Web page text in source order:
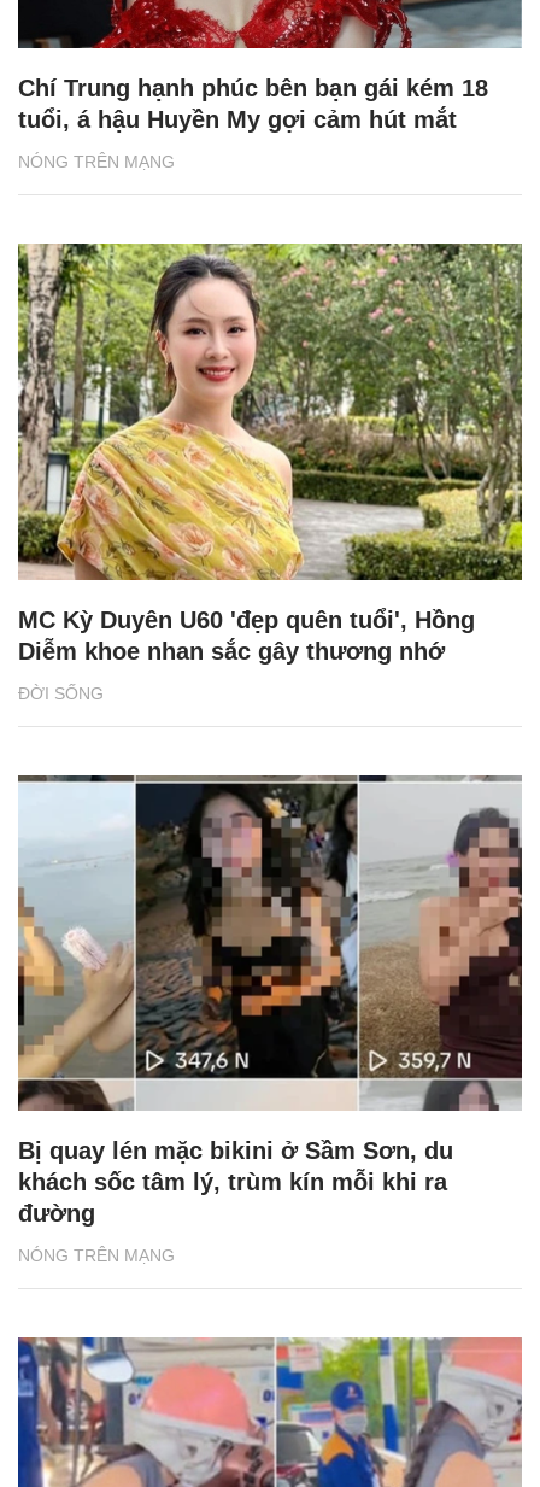
NÓNG TRÊN MẠNG
Chí Trung hạnh phúc bên bạn gái kém 18
tuổi, á hậu Huyền My gợi cảm hút mắt
ĐỜI SỐNG
MC Kỳ Duyên U60 'đẹp quên tuổi', Hồng
Diễm khoe nhan sắc gây thương nhớ
NÓNG TRÊN MẠNG
Bị quay lén mặc bikini ở Sầm Sơn, du
khách sốc tâm lý, trùm kín mỗi khi ra
đường